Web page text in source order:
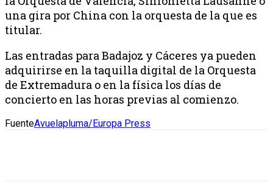
una gira por China con la orquesta de la que es
titular.
Las entradas para Badajoz y Cáceres ya pueden
adquirirse en la taquilla digital de la Orquesta
de Extremadura o en la física los días de
concierto en las horas previas al comienzo.
FuenteAvuelapluma/Europa Press